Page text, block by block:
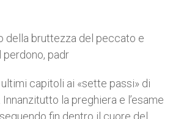
della bruttezza del peccato e
padr
capitoli ai «sette passi» di
la preghiera e l’esame
fin dentro il cuore del